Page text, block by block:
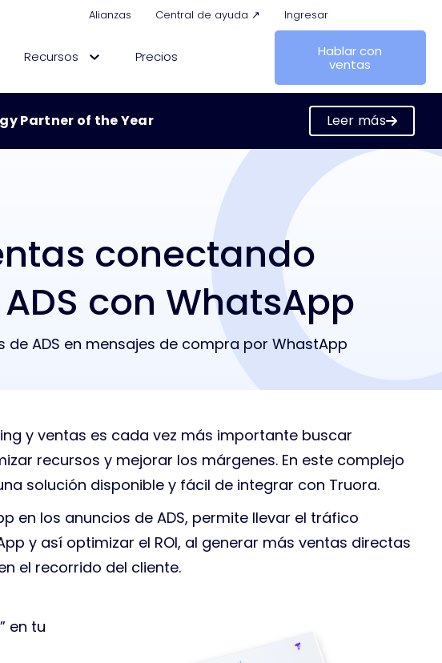
Alianzas Central de ayuda ↗ Ingresar
Recursos Precios
Hablar con
ventas
Partner of the Year
Leer más
of the Year
conectando
con WhatsApp
ADS en mensajes de compra por WhastApp
y ventas es cada vez más importante buscar
recursos y mejorar los márgenes. En este complejo
solución disponible y fácil de integrar con Truora.
en los anuncios de ADS, permite llevar el tráfico
y así optimizar el ROI, al generar más ventas directas
el recorrido del cliente.
en tu